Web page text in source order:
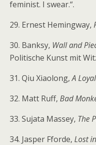
feminist. I swear.“.
29. Ernest Hemingway,
30. Banksy, Wall and
Politische Kunst mit
31. Qiu Xiaolong,A
32. Matt Ruff, Bad
33. Sujata Massey, The
34. Jasper Fforde, Lost